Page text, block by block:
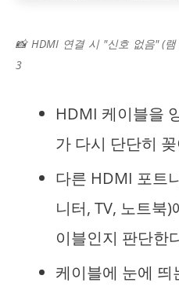
📸 HDMI 연결 시 "신호 없음" (
3
HDMI 케이블을
가 다시 단단히
다른 HDMI 포트
니터, TV, 노트북
이블인지 판단한
케이블에 눈에 띄